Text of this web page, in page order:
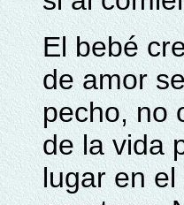
El bebé
de amor
pecho, no
de la vida
lugar en